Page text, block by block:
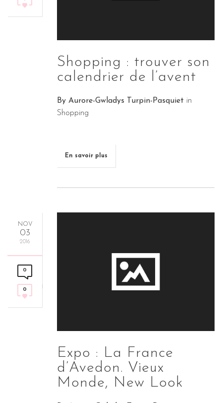
Shopping : trouver son
calendrier de l’avent
By Aurore-Gwladys Turpin-Pasquiet in
Shopping
En savoir plus
NOV
03
2016
0
0
Expo : La France
d’Avedon. Vieux
Monde, New Look